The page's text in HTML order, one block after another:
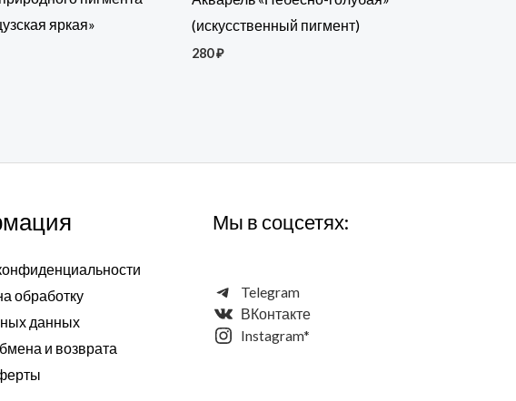
яркая»
(искусственный пигмент)
280₽
обработку
данных
и возврата
Мы в соцсетях:
Telegram
ВКонтакте
Instagram*